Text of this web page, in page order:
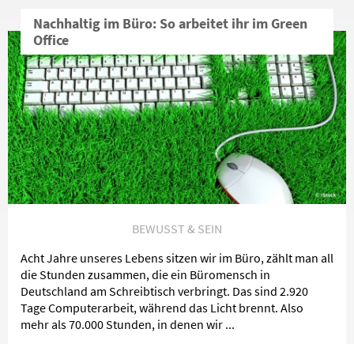
Nachhaltig im Büro: So arbeitet ihr im Green
Office
BEWUSST & SEIN
Acht Jahre unseres Lebens sitzen wir im Büro, zählt man all
die Stunden zusammen, die ein Büromensch in
Deutschland am Schreibtisch verbringt. Das sind 2.920
Tage Computerarbeit, während das Licht brennt. Also
mehr als 70.000 Stunden, in denen wir ...